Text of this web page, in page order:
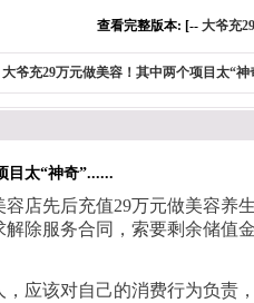
查看完整版本: [-- 大爷充
大爷充29万元做美容！其中两个项目太“神
目太“神奇”......
店先后充值29万元做美容
除服务合同，索要剩余储值
应该对自己的消费行为负责